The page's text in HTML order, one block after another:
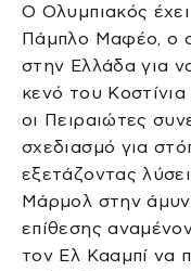
Ο Ολυμπιακός
Πάμπλο Μαφέο, ο
στην Ελλάδα για
κενό του
οι Πειραιώτες
σχεδιασμό για
εξετάζοντας
Μάρμολ στην
επίθεσης
τον Ελ Κααμπί να